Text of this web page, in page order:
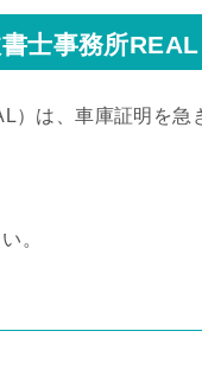
士事務所REAL
） は、車庫証明を急
。